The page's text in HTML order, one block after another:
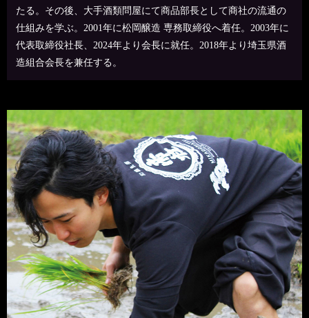
たる。その後、大手酒類問屋にて商品部長として商社の流通の
仕組みを学ぶ。2001年に松岡醸造 専務取締役へ着任。2003年に
代表取締役社長、2024年より会長に就任。2018年より埼玉県酒
造組合会長を兼任する。